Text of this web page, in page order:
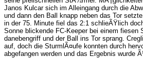
Janos Kulcar sich im Alleingang durch die
und dann den Ball knapp neben das Tor
in der 75. Minute fiel das 2:1 schlieÃŸlich
Sonne blickende FC-Keeper bei einem fiesen
danebengriff und der Ball ins Tor sprang.
auf, doch die SturmlÃ¤ufe konnten durch
abgefangen werden und das Ergebnis wurde